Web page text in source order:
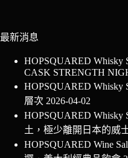
最新消息
HOPSQUARED Whisky
CASK STRENGTH
HOPSQUARED Whisky
層次 2026-04-02
HOPSQUARED Whisky
土，極少離開日本的威
HOPSQUARED Wine